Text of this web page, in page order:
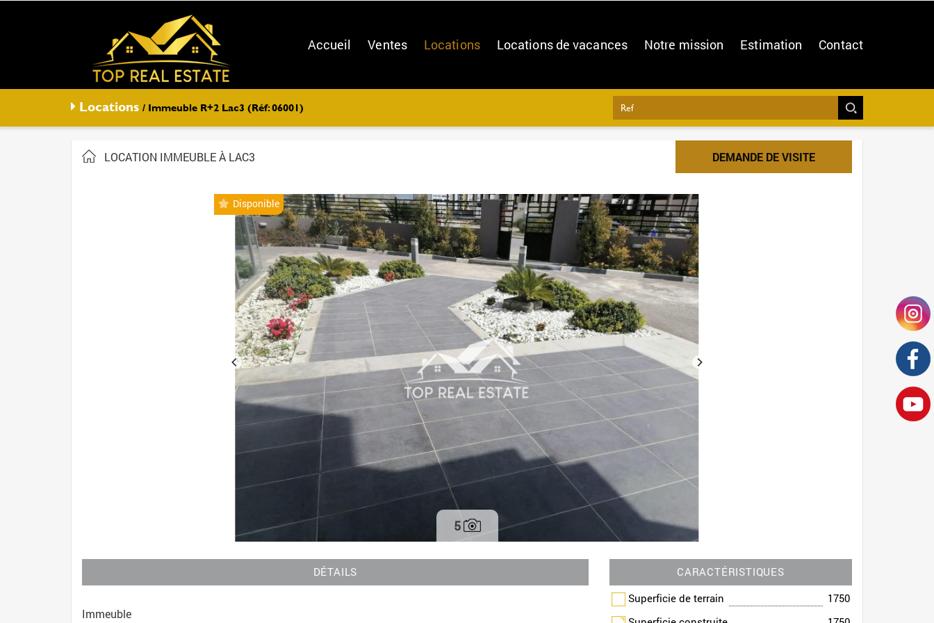
Accueil Ventes Locations Locations de vacances Notre mission Estimation Contact
Locations / Immeuble R+2 Lac3 (Réf: 06001)
LOCATION IMMEUBLE À LAC3 DEMANDE DE VISITE
Disponible
5
DÉTAILS
Immeuble
CARACTÉRISTIQUES
Superficie de terrain
1750